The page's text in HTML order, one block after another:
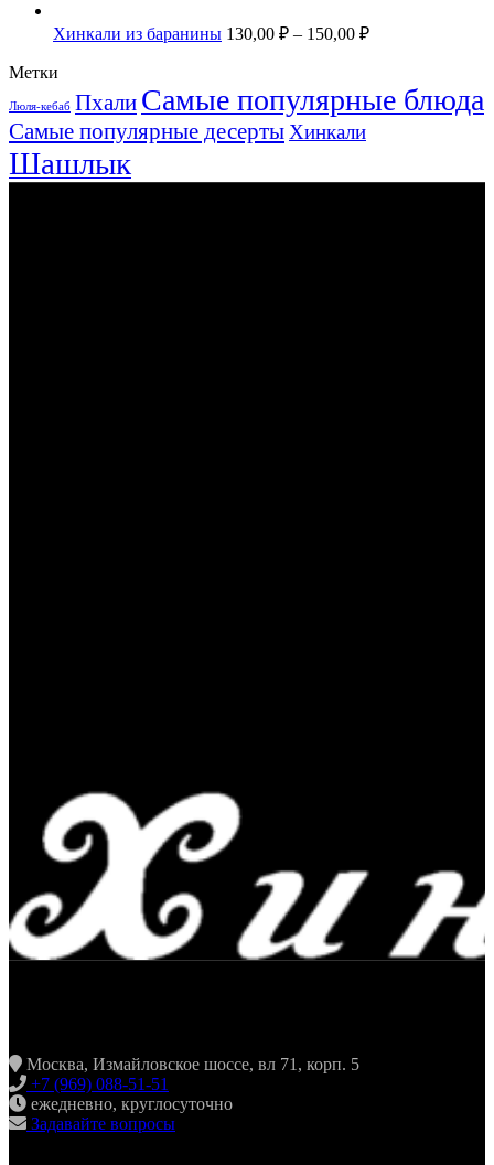
Хинкали из баранины 130,00 ₽ – 150,00 ₽
Метки
Люля-кебаб Пхали Самые популярные блюда
Самые популярные десерты Хинкали
Шашлык
Москва, Измайловское шоссе, вл 71, корп. 5
+7 (969) 088-51-51
ежедневно, круглосуточно
Задавайте вопросы